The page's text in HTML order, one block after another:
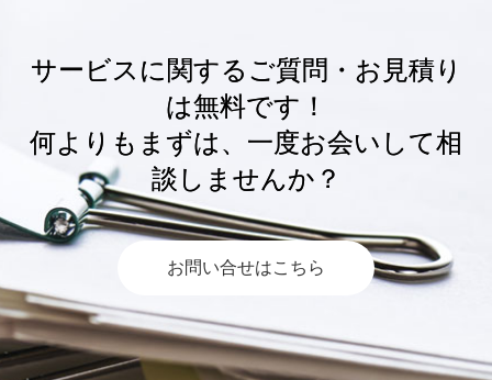
サービスに関するご質問・お見積り
は無料です！
何よりもまずは、一度お会いして相
談しませんか？
お問い合せはこちら